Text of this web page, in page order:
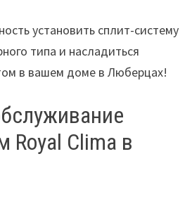
установить сплит-систему
типа и насладиться
в вашем доме в Люберцах!
Royal Clima в